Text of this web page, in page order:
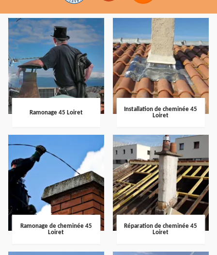
Ramonage 45 Loiret
Installation de cheminée 45
Loiret
Ramonage de cheminée 45
Loiret
Réparation de cheminée 45
Loiret